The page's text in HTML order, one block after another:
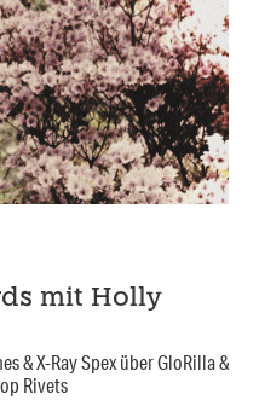
mit Holly
& X-Ray Spex über GloRilla &
Rivets